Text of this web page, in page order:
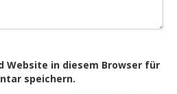
Website in diesem Browser für
speichern.